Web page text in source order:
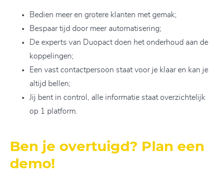
Bedien meer en grotere klanten met gemak;
Bespaar tijd door meer automatisering;
De experts van Duopact doen het onderhoud aan de
koppelingen;
Een vast contactpersoon staat voor je klaar en kan je
altijd bellen;
Jij bent in control, alle informatie staat overzichtelijk
op 1 platform.
Ben je overtuigd? Plan een
demo!